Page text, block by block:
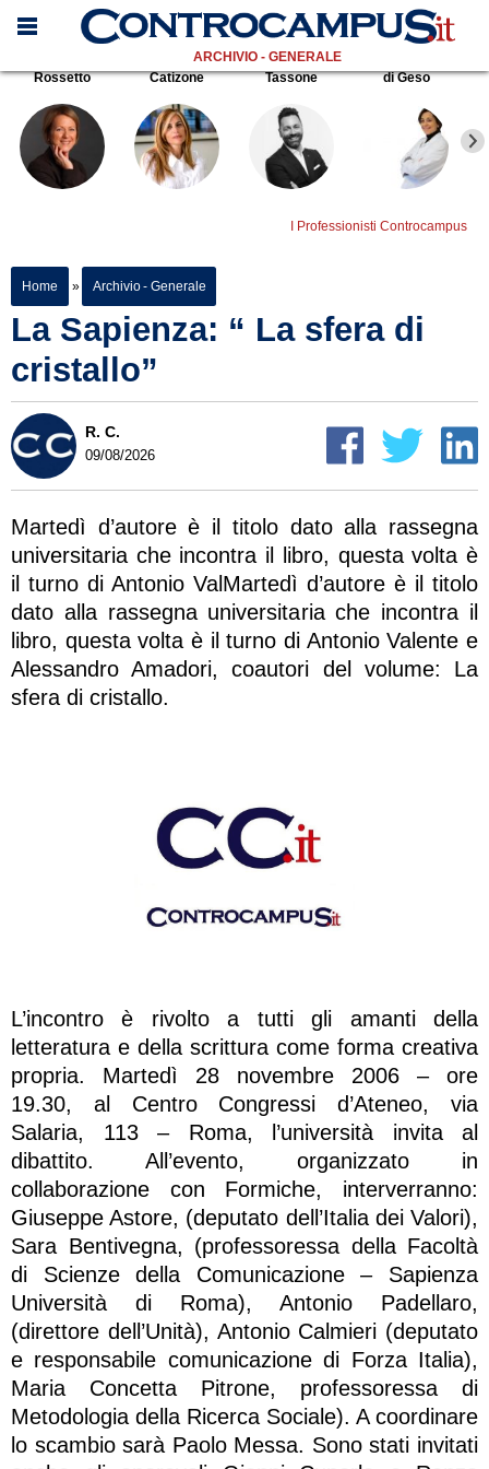
ARCHIVIO - GENERALE
Rossetto
Catizone Tassone di Geso
I Professionisti Controcampus
Home » Archivio - Generale
La Sapienza: “ La sfera di
cristallo”
R. C.
09/08/2026
Martedì d’autore è il titolo dato alla rassegna
universitaria che incontra il libro, questa volta è
il turno di Antonio ValMartedì d’autore è il titolo
dato alla rassegna universitaria che incontra il
libro, questa volta è il turno di Antonio Valente e
Alessandro Amadori, coautori del volume: La
sfera di cristallo.
L’incontro è rivolto a tutti gli amanti della
letteratura e della scrittura come forma creativa
propria. Martedì 28 novembre 2006 – ore
19.30, al Centro Congressi d’Ateneo, via
Salaria, 113 – Roma, l’università invita al
dibattito. All’evento, organizzato in
collaborazione con Formiche, interverranno:
Giuseppe Astore, (deputato dell’Italia dei Valori),
Sara Bentivegna, (professoressa della Facoltà
di Scienze della Comunicazione – Sapienza
Università di Roma), Antonio Padellaro,
(direttore dell’Unità), Antonio Calmieri (deputato
e responsabile comunicazione di Forza Italia),
Maria Concetta Pitrone, professoressa di
Metodologia della Ricerca Sociale). A coordinare
lo scambio sarà Paolo Messa. Sono stati invitati